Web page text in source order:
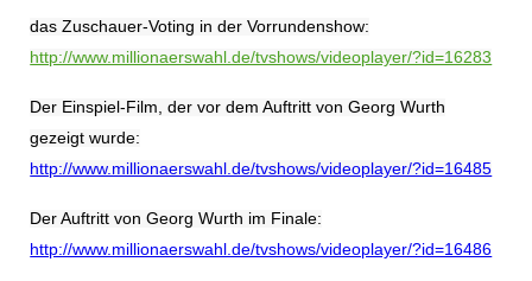
das Zuschauer-Voting in der Vorrundenshow:
http://www.millionaerswahl.de/tvshows/videoplayer/?id=16283
Der Einspiel-Film, der vor dem Auftritt von Georg Wurth
gezeigt wurde:
http://www.millionaerswahl.de/tvshows/videoplayer/?id=16485
Der Auftritt von Georg Wurth im Finale:
http://www.millionaerswahl.de/tvshows/videoplayer/?id=16486